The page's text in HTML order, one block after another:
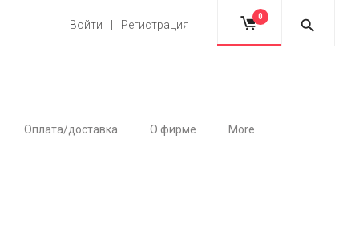
Войти | Регистрация
0
Оплата/доставка О фирме More